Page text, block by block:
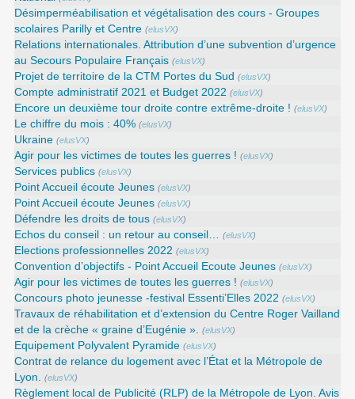
Désimperméabilisation et végétalisation des cours - Groupes
scolaires Parilly et Centre (elusVX)
Relations internationales. Attribution d’une subvention d’urgence
au Secours Populaire Français (elusVX)
Projet de territoire de la CTM Portes du Sud (elusVX)
Compte administratif 2021 et Budget 2022 (elusVX)
Encore un deuxième tour droite contre extrême-droite ! (elusVX)
Le chiffre du mois : 40% (elusVX)
Ukraine (elusVX)
Agir pour les victimes de toutes les guerres ! (elusVX)
Services publics (elusVX)
Point Accueil écoute Jeunes (elusVX)
Point Accueil écoute Jeunes (elusVX)
Défendre les droits de tous (elusVX)
Echos du conseil : un retour au conseil… (elusVX)
Elections professionnelles 2022 (elusVX)
Convention d’objectifs - Point Accueil Ecoute Jeunes (elusVX)
Agir pour les victimes de toutes les guerres ! (elusVX)
Concours photo jeunesse -festival Essenti’Elles 2022 (elusVX)
Travaux de réhabilitation et d’extension du Centre Roger Vailland
et de la crèche « graine d’Eugénie ».
(elusVX)
Equipement Polyvalent Pyramide (elusVX)
Contrat de relance du logement avec l’État et la Métropole de
Lyon.
(elusVX)
Règlement local de Publicité (RLP) de la Métropole de Lyon. Avis